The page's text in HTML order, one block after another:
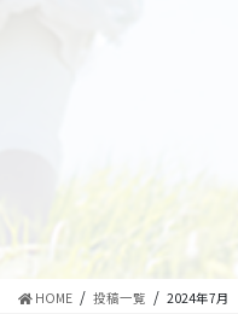
HOME 投稿一覧 2024年7月